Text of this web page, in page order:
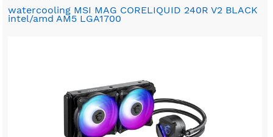
watercooling MSI MAG CORELIQUID 240R V2 BLACK
intel/amd AM5 LGA1700